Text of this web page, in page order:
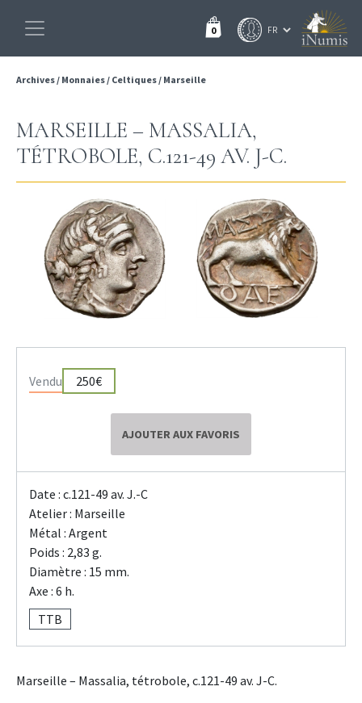
0
Archives/ Monnaies/ Celtiques/ Marseille
MARSEILLE – MASSALIA,
TÉTROBOLE, C.121-49 AV. J-C.
Vendu 250€
AJOUTER AUX FAVORIS
Date : c.121-49 av. J.-C
Atelier : Marseille
Métal : Argent
Poids : 2,83 g.
Diamètre : 15 mm.
Axe : 6 h.
TTB
Marseille – Massalia, tétrobole, c.121-49 av. J-C.